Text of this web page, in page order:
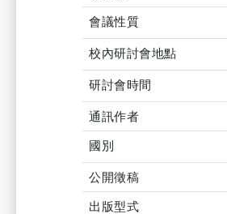
會議性質
校內研討會地點
研討會時間
通訊作者
國別
公開徵稿
出版型式